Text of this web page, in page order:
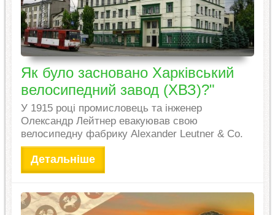
Як було засновано Харківський
велосипедний завод (ХВЗ)?"
У 1915 році промисловець та інженер
Олександр Лейтнер евакуював свою
велосипедну фабрику Alexander Leutner & Co.
Детальніше